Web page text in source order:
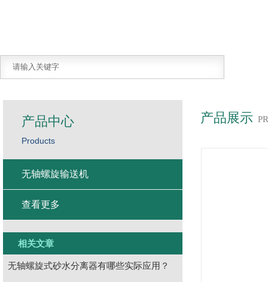
产品展示
产品中心
Products
无轴螺旋输送机
查看更多
相关文章
无轴螺旋式砂水分离器有哪些实际应用？